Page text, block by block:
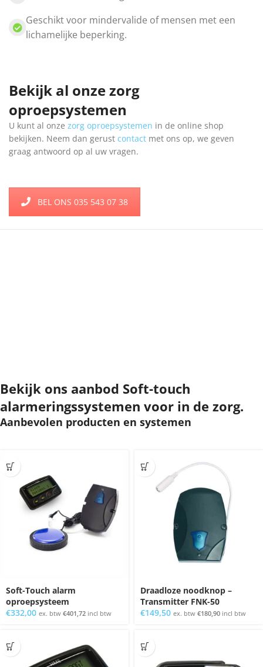
Geschikt voor mindervalide of mensen met een
lichamelijke beperking.
Bekijk al onze zorg
oproepsystemen
U kunt al onze zorg oproepsystemen in de online shop
bekijken. Neem dan gerust contact met ons op, we geven
graag antwoord op al uw vragen.
BEL ONS 035 543 07 38
Bekijk ons aanbod Soft-touch
alarmeringssystemen voor in de zorg.
Aanbevolen producten en systemen
Soft-Touch alarm
oproepsysteem
€332,00 ex. btw €401,72 incl btw
Draadloze noodknop –
Transmitter FNK-50
€149,50 ex. btw €180,90 incl btw